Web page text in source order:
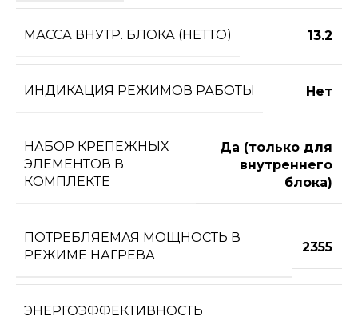
МАССА ВНУТР. БЛОКА (НЕТТО) 13.2
ИНДИКАЦИЯ РЕЖИМОВ РАБОТЫ Нет
НАБОР КРЕПЕЖНЫХ
ЭЛЕМЕНТОВ В
КОМПЛЕКТЕ
Да (только для
внутреннего
блока)
ПОТРЕБЛЯЕМАЯ МОЩНОСТЬ В
РЕЖИМЕ НАГРЕВА
2355
ЭНЕРГОЭФФЕКТИВНОСТЬ